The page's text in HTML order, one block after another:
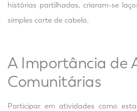
histórias partilhadas, criaram-se
simples corte de cabelo.
A Importância de
Comunitárias
Participar em atividades como